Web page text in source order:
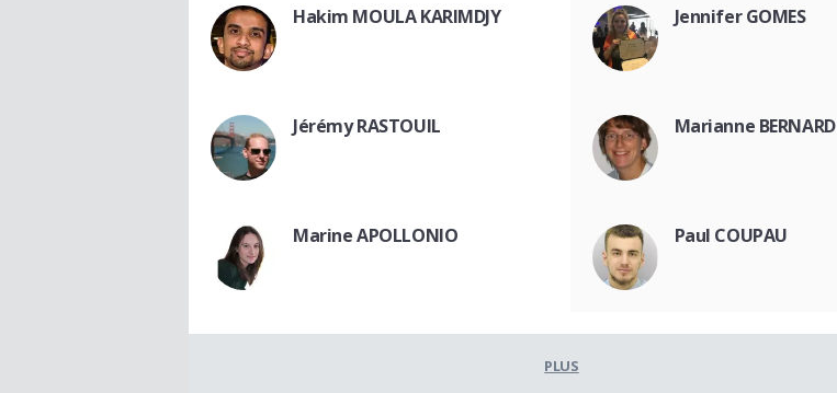
Hakim MOULA KARIMDJY Jennifer GOMES
Jérémy RASTOUIL Marianne BERNARD
Marine APOLLONIO Paul COUPAU
PLUS